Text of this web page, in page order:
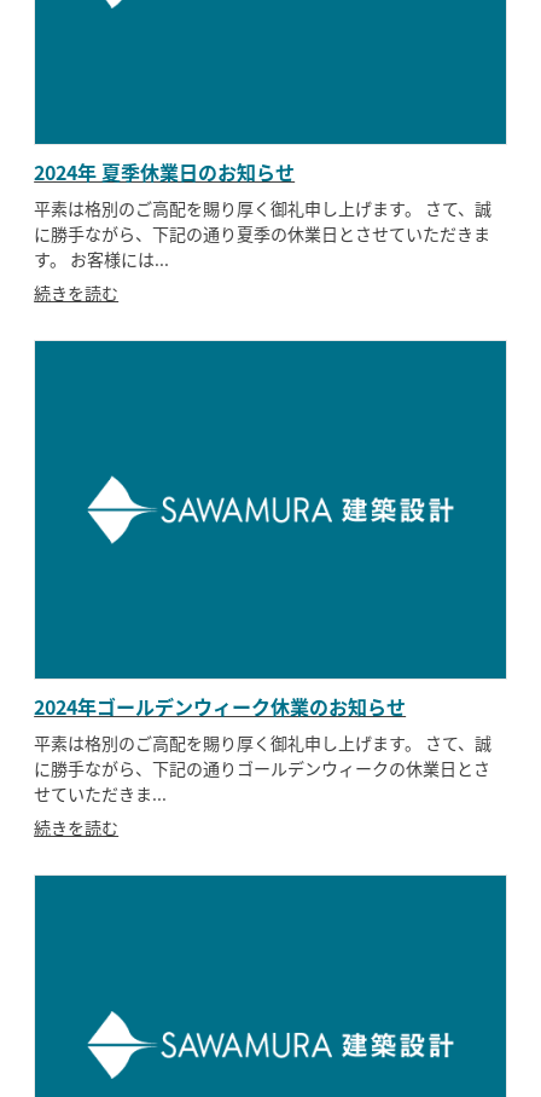
2024年 夏季休業日のお知らせ
平素は格別のご高配を賜り厚く御礼申し上げます。 さて、誠
に勝手ながら、下記の通り夏季の休業日とさせていただきま
す。 お客様には...
続きを読む
2024年ゴールデンウィーク休業のお知らせ
平素は格別のご高配を賜り厚く御礼申し上げます。 さて、誠
に勝手ながら、下記の通りゴールデンウィークの休業日とさ
せていただきま...
続きを読む